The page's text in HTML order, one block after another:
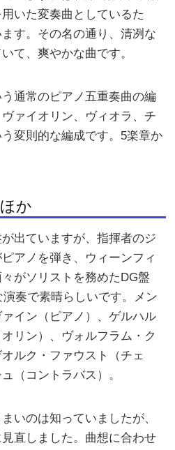
いた変奏曲としているた
す。その名の通り、清冽な
て、爽やかな曲です。
通常のピアノ五重奏曲の編
ァイオリン、ヴィオラ、チ
変則的な編成です。5楽章か
か
出ていますが、指揮者のジ
アノを弾き、ウィーンフィ
がソリストを務めたDG盤
演奏で素晴らしいです。メン
イン（ピアノ）、ゲルハル
リン）、ヴォルフラム・ク
ルク・ファウスト（チェ
（コントラバス）。
いのは知っていましたが、
直しました。曲想に合わせ